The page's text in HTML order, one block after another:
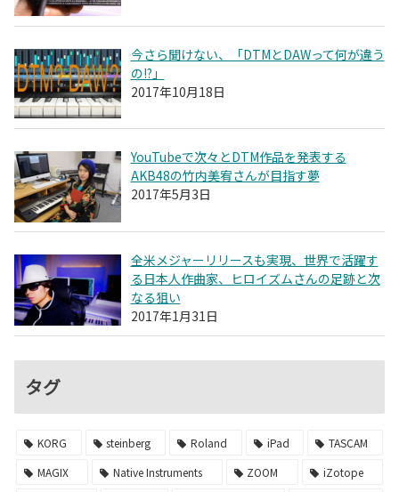
今さら聞けない、「DTMとDAWって何が違う
の!?」
2017年10月18日
YouTubeで次々とDTM作品を発表する
AKB48の竹内美宥さんが目指す夢
2017年5月3日
全米メジャーリリースも実現、世界で活躍す
る日本人作曲家、ヒロイズムさんの足跡と次
なる狙い
2017年1月31日
タグ
KORG steinberg Roland iPad
TASCAM
MAGIX
Native Instruments ZOOM
iZotope